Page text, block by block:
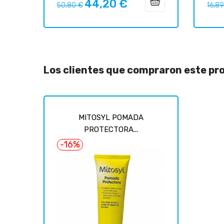
Precio
50,80 € Precio
44,20 €
Los clientes que compraron este
MITOSYL POMADA
PROTECTORA...
-16%